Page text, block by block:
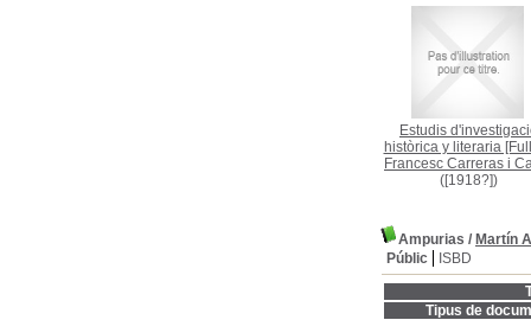
Estudis
històrica y literaria
Francesc Carreras i
([1918?])
Ampurias / Martín
Públic
ISBD
Tipus de